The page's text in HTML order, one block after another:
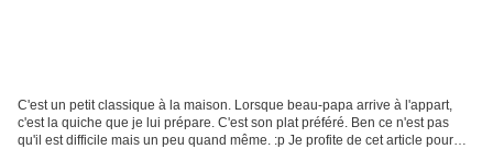
C'est un petit classique à la maison. Lorsque beau-papa arrive à l'appart,
c'est la quiche que je lui prépare. C'est son plat préféré. Ben ce n'est pas
qu'il est difficile mais un peu quand même. :p Je profite de cet article pour